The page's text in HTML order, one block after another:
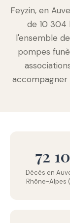
Feyzin, en
de 10 304
l'ensemble
pompes
accompagner
72
Décès en
Rhône-Alpes